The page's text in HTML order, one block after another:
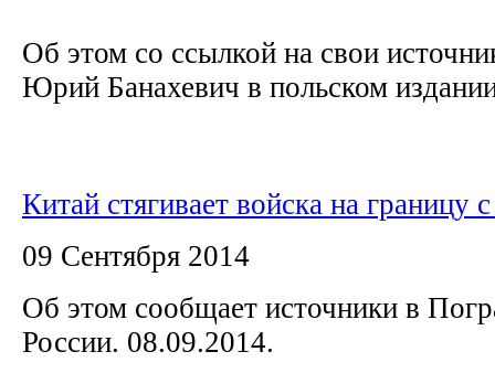
Об этом со ссылкой на свои
Юрий Банахевич в польском
Китай стягивает войска на границу
09 Сентября 2014
Об этом сообщает источники в
России. 08.09.2014.